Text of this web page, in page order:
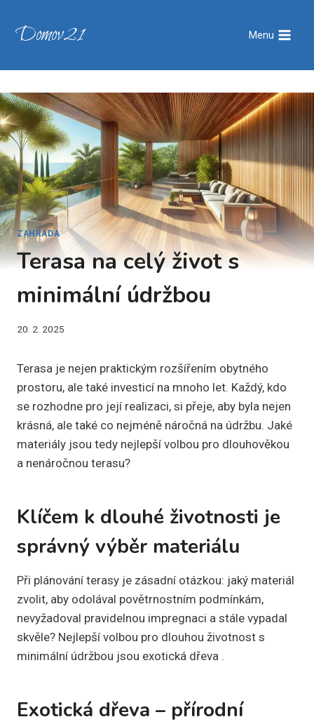
Domov21 Menu
ZAHRADA
Terasa na celý život s
minimální údržbou
20. 2. 2025
Terasa je nejen praktickým rozšířením obytného
prostoru, ale také investicí na mnoho let. Každý, kdo
se rozhodne pro její realizaci, si přeje, aby byla nejen
krásná, ale také co nejméně náročná na údržbu. Jaké
materiály jsou tedy nejlepší volbou pro dlouhověkou
a nenáročnou terasu?
Klíčem k dlouhé životnosti je
správný výběr materiálu
Při plánování terasy je zásadní otázkou: jaký materiál
zvolit, aby odolával povětrnostním podmínkám,
nevyžadoval pravidelnou impregnaci a stále vypadal
skvěle? Nejlepší volbou pro dlouhou životnost s
minimální údržbou jsou exotická dřeva .
Exotická dřeva – přírodní